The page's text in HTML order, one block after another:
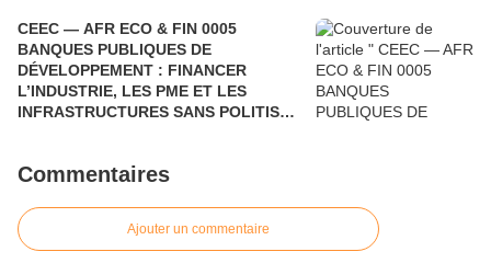
CEEC — AFR ECO & FIN 0005
BANQUES PUBLIQUES DE
DÉVELOPPEMENT : FINANCER
L’INDUSTRIE, LES PME ET LES
INFRASTRUCTURES SANS POLITISER
Commentaires
Ajouter un commentaire